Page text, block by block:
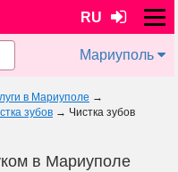
RU
Мариуполь
в Мариуполе →
зубов → Чистка зубов
в Мариуполе